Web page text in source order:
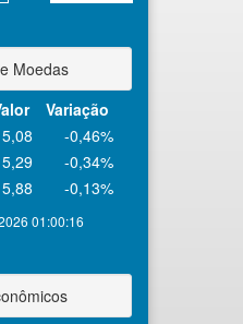
Moedas
Variação
01:00:16
5,08
-0,46%
5,29
-0,34%
5,88 -0,13%